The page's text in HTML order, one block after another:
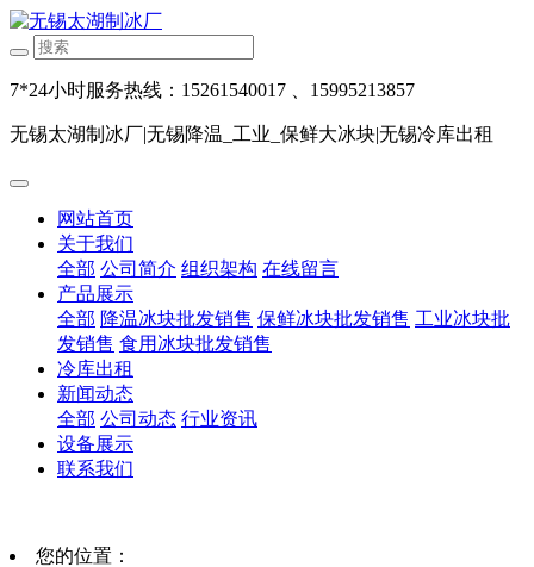
7*24小时服务热线：15261540017 、15995213857
无锡太湖制冰厂|无锡降温_工业_保鲜大冰块|无锡冷库出租
网站首页
关于我们
全部 公司简介 组织架构 在线留言
产品展示
全部 降温冰块批发销售 保鲜冰块批发销售 工业冰块批
发销售 食用冰块批发销售
冷库出租
新闻动态
全部 公司动态 行业资讯
设备展示
联系我们
您的位置：